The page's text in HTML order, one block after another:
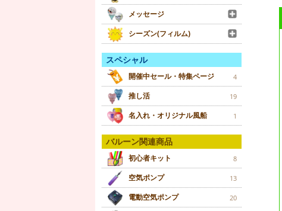
メッセージ
シーズン(フィルム)
スペシャル
開催中セール・特集ページ 4
推し活 19
名入れ・オリジナル風船 1
バルーン関連商品
初心者キット 8
空気ポンプ 13
電動空気ポンプ 20